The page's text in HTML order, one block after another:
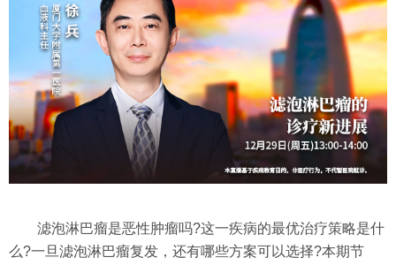
滤泡淋巴瘤是恶性肿瘤吗?这一疾病的最优治疗策略是什
么?一旦滤泡淋巴瘤复发，还有哪些方案可以选择?本期节